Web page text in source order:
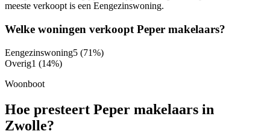
meeste verkoopt is een Eengezinswoning.
Welke woningen verkoopt Peper makelaars?
Eengezinswoning5 (71%)
Overig1 (14%)
Woonboot
Hoe presteert Peper makelaars in
Zwolle?